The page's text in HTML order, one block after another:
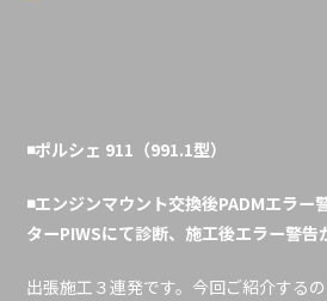
◾️ポルシェ 911（991.1型）
◾️エンジンマウント交換後PADMエラー
ターPIWSにて診断、施工後エラー警告
出張施工３連発です。今回ご紹介する